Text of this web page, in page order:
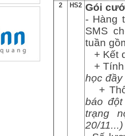
2 HS2 Gói
- Hàng
SMS
tuần
+ Kết
+ Tính
học đầy
+
báo
trạng
20/11...)